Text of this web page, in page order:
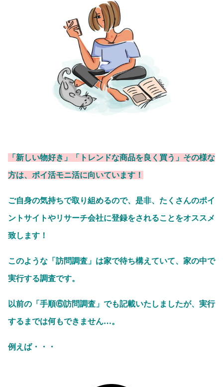
「新しい物好き」「トレンドな商品を良く買う」その様な
方は、ポイ活モニ活に向いています！
ご自身の気持ちで取り組めるので、是非、たくさんのポイ
ントサイトやリサーチ会社に登録をされることをオススメ
致します！
このような「訪問調査」は家で待ち構えていて、家の中で
実行する調査です。
以前の「手順⑥訪問調査」でも記載いたしましたが、実行
するまでは何もできません…。
例えば・・・